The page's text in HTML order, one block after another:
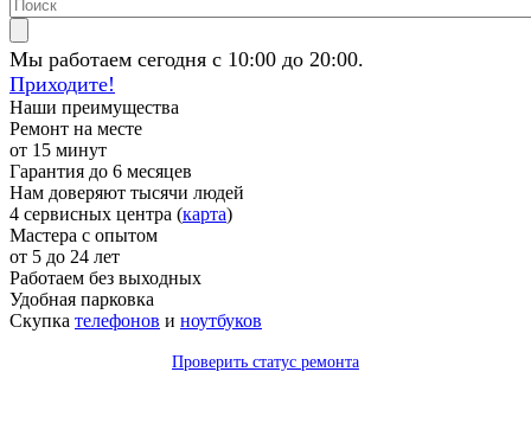
Мы работаем сегодня с 10:00 до 20:00.
Приходите!
Наши преимущества
Ремонт на месте
от 15 минут
Гарантия до 6 месяцев
Нам доверяют тысячи людей
4 сервисных центра (карта)
Мастера с опытом
от 5 до 24 лет
Работаем без выходных
Удобная парковка
Скупка телефонов и ноутбуков
Проверить статус ремонта